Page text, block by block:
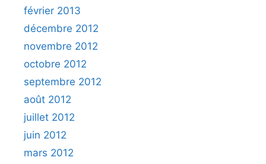
février 2013
décembre 2012
novembre 2012
octobre 2012
septembre 2012
août 2012
juillet 2012
juin 2012
mars 2012